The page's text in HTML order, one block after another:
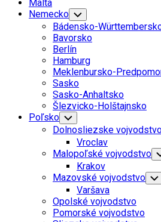
Malta
Nemecko Toggle
Child
Menu
Bádensko-
Bavorsko
Berlín
Hamburg
Meklenbursko-
Sasko
Sasko-Anhaltsko
Šlezvicko-Holštajnsko
Poľsko Toggle
Child
Menu
Dolnosliezske
Vroclav
Malopoľské vojvodstvo
Krakov
Mazovské vojvodstvo
Varšava
Opolské vojvodstvo
Pomorské vojvodstvo